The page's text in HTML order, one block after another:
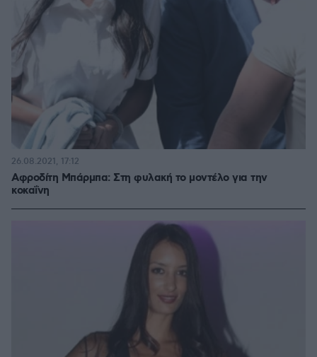
Αφροδίτη Μπάρμπα: Στη φυλακή το μοντέλο για την
κοκαΐνη
26.08.2021, 17:12